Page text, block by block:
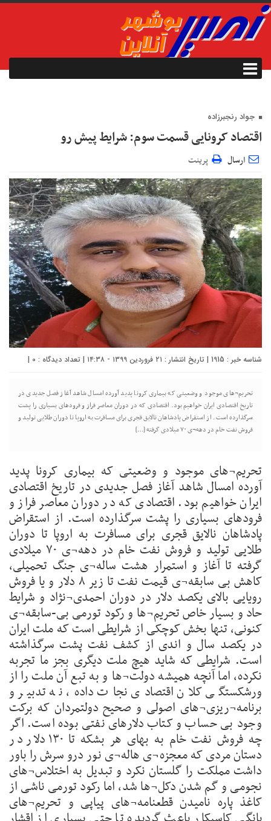
جواد رنجبرزاده
اقتصاد کرونایی قسمت سوم: شرایط پیش رو
ارسال پرینت
شناسه خبر : 1915 | تاریخ انتشار : ۲۱ فروردین ۱۳۹۹ - ۱۴:۳۸ | تعداد دیدگاه : 0
|
تحریم¬های موجود و وضعیتی که بیماری کرونا پدید آورده امسال شاهد آغاز فصل جدیدی در
تاریخ اقتصادی ایران خواهیم بود. اقتصادی که در دوران معاصر فراز و فرودهای بسیاری را پشت
سرگذارده است. از استقراض پادشاهان نالایق قجری برای مسافرت به اروپا تا دوران طلایی تولید و
فروش نفت خام در دهه¬ی ۷۰ میلادی گرفته […]
تحریم¬های موجود و وضعیتی که بیماری کرونا پدید
آورده امسال شاهد آغاز فصل جدیدی در تاریخ اقتصادی
ایران خواهیم بود. اقتصادی که در دوران معاصر فراز و
فرودهای بسیاری را پشت سرگذارده است. از استقراض
پادشاهان نالایق قجری برای مسافرت به اروپا تا دوران
طلایی تولید و فروش نفت خام در دهه¬ی ۷۰ میلادی
گرفته تا آغاز و استمرار هشت ساله¬ی جنگ تحمیلی،
کاهش بی سابقه¬ی قیمت نفت تا زیر ۸ دلار و یا فروش
رویایی بالای یکصد دلار در دوران احمدی¬نژاد و شرایط
حاد و بسیار خاص تحریم¬ها و رکود تورمی بی-سابقه¬ی
کنونی، تنها بخش کوچکی از شرایطی است که ملت ایران
در یکصد سال و اندی از کشف نفت پشت سرگذاشته
است. شرایطی که شاید هیچ ملت دیگری بجز ما تجربه
نکرده، اما آنچه همیشه دولت¬ها و به تبع آن ملت را از
ورشکستگی کلان اقتصادی نجات داده، نه تدبیر و
برنامه¬ریزی¬های اصولی و صحیح دولتمردان که برکت
وجود بی حساب و کتاب دلارهای نفتی بوده است. اگر
چه فروش نفت خام به بهای هر بشکه تا ۱۳۰ دلار در
دستان مردی که معجزه¬ی هاله¬ی نور درو سرش را باور
داشت مملکت را گلستان نکرد و تبدیل به اختلاس¬های
نجومی و گم شدن دکل¬ها شد، اما رکود تورمی ناشی از
کاغذ پاره نامیدن قطعنامه¬های پیاپی و تحریم¬های